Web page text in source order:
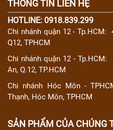
THÔNG TIN LIÊN HỆ
HOTLINE: 0918.839.299
Chi nhánh quận 12 - Tp.HCM:
Q12, TPHCM
Chi nhánh quận 12 - Tp.HCM:
An, Q.12, TP.HCM
Chi nhánh Hóc Môn -
Thạnh, Hóc Môn, TPHCM
SẢN PHẨM CỦA CHÚNG